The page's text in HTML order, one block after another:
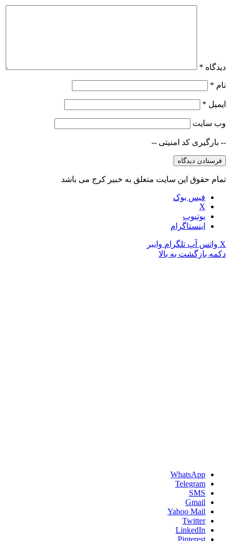
دیدگاه *
نام *
ایمیل *
وب‌ سایت
-- بارگیری کد امنیتی --
تمام حقوق این سایت متعلق به خبیر کرج می باشد
فیس بوک
X
یوتیوب
اینستاگرام
X واتس آپ تلگرام وایبر
دکمه بازگشت به بالا
WhatsApp
Telegram
SMS
Gmail
Yahoo Mail
Twitter
LinkedIn
Pinterest